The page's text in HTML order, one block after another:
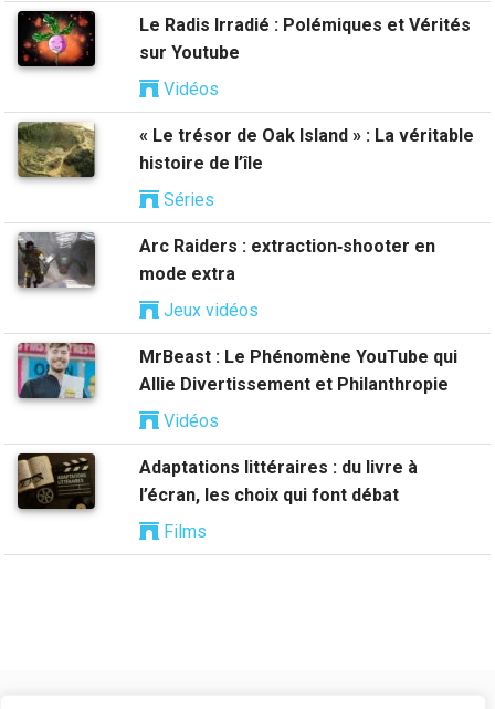
Le Radis Irradié : Polémiques et Vérités
sur Youtube
Vidéos
« Le trésor de Oak Island » : La véritable
histoire de l’île
Séries
Arc Raiders : extraction‑shooter en
mode extra
Jeux vidéos
MrBeast : Le Phénomène YouTube qui
Allie Divertissement et Philanthropie
Vidéos
Adaptations littéraires : du livre à
l’écran, les choix qui font débat
Films